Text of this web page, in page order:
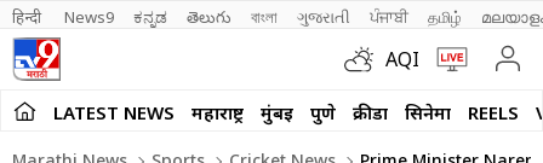
हिन्दी News9 ಕನ್ನಡ తెలుగు বাংলা ગુજરાતી ਪੰਜਾਬੀ தமிழ்
AQI
LATEST NEWS महाराष्ट्र मुंबई पुणे क्रीडा सिनेमा REELS